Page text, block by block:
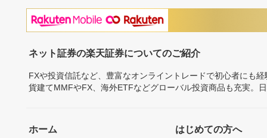
ネット証券の楽天証券についてのご紹介
FXや投資信託など、豊富なオンライントレードで初心者にも
貨建てMMFやFX、海外ETFなどグローバル投資商品も充実。
ホーム はじめての方へ